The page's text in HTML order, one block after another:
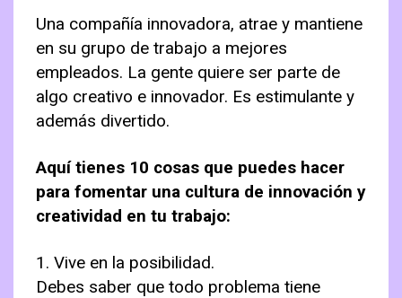
Una compañía innovadora, atrae y mantiene
en su grupo de trabajo a mejores
empleados. La gente quiere ser parte de
algo creativo e innovador. Es estimulante y
además divertido.
Aquí tienes 10 cosas que puedes hacer
para fomentar una cultura de innovación y
creatividad en tu trabajo:
1. Vive en la posibilidad.
Debes saber que todo problema tiene